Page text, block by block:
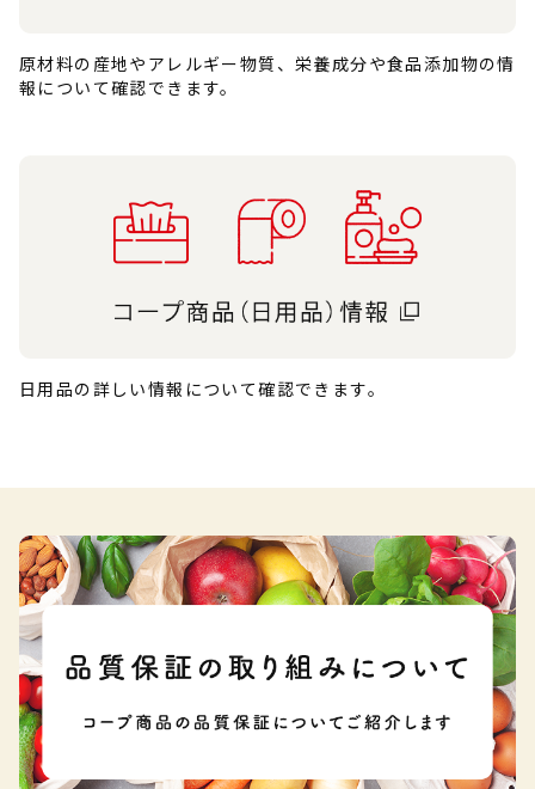
原材料の産地やアレルギー物質、栄養成分や食品添加物の情
報について確認できます。
日用品の詳しい情報について確認できます。